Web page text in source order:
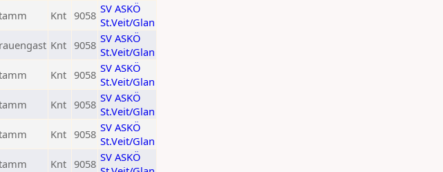
Knt 9058 SV ASKÖ
St.Veit/Glan
Knt 9058 SV ASKÖ
St.Veit/Glan
Knt 9058 SV ASKÖ
St.Veit/Glan
Knt 9058 SV ASKÖ
St.Veit/Glan
Knt 9058 SV ASKÖ
St.Veit/Glan
Knt 9058 SV ASKÖ